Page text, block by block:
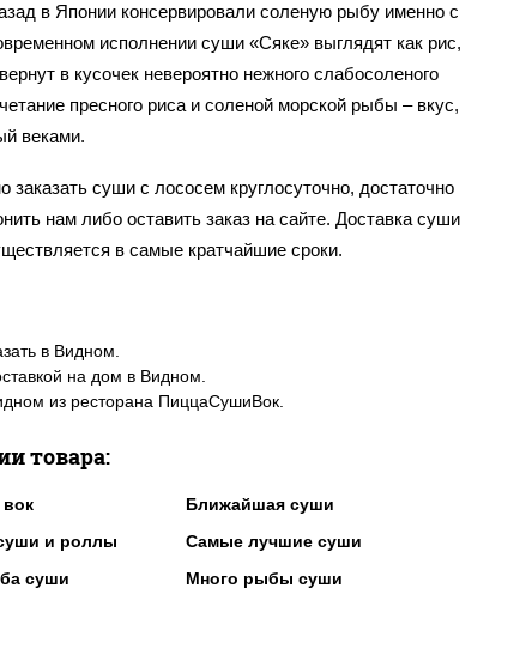
в Японии консервировали соленую рыбу именно с
исполнении суши «Сяке» выглядят как рис,
в кусочек невероятно нежного слабосоленого
пресного риса и соленой морской рыбы – вкус,
веками.
заказать суши с лососем круглосуточно, достаточно
нам либо оставить заказ на сайте. Доставка суши
в самые кратчайшие сроки.
в Видном.
на дом в Видном.
из ресторана ПиццаСушиВок.
товара:
Ближайшая суши
и роллы
Самые лучшие суши
суши
Много рыбы суши